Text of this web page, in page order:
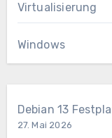
Virtualisierung
Windows
Debian 13
27. Mai 2026